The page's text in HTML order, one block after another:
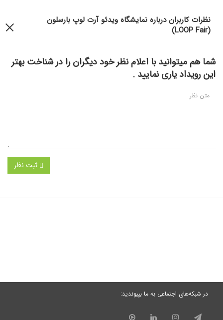
نظرات کاربران درباره نمایشگاه ویدئو آرت لوپ بارسلون
(LOOP Fair)
شما هم میتوانید با اعلام نظر خود دیگران را در شناخت بهتر
این رویداد یاری نمایید .
ثبت نظر
در شبکه‌های اجتماعی به ما بپیوندید: